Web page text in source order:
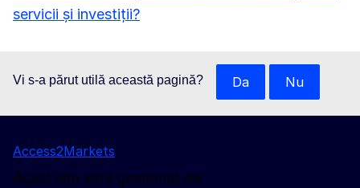
servicii și investiții?
Vi s-a părut utilă această pagină? Da Nu
Access2Markets
Acest site este gestionat de: